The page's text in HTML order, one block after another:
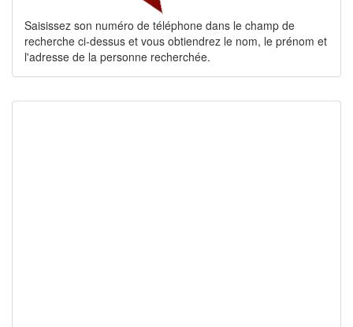
Saisissez son numéro de téléphone dans le champ de
recherche ci-dessus et vous obtiendrez le nom, le prénom et
l'adresse de la personne recherchée.